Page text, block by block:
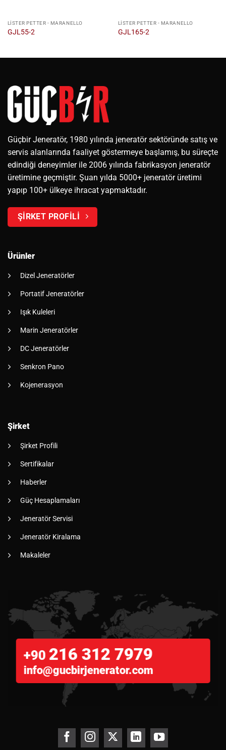
LISTER PETTER - MARANELLO
GJL55-2
LISTER PETTER - MARANELLO
GJL165-2
Güçbir Jeneratör, 1980 yılında jeneratör sektöründe satış ve
servis alanlarında faaliyet göstermeye başlamış, bu süreçte
edindiği deneyimler ile 2006 yılında fabrikasyon jeneratör
üretimine geçmiştir. Şuan yılda 5000+ jeneratör üretimi
yapıp 100+ ülkeye ihracat yapmaktadır.
ŞİRKET PROFİLİ
Ürünler
Dizel Jeneratörler
Portatif Jeneratörler
Işık Kuleleri
Marin Jeneratörler
DC Jeneratörler
Senkron Pano
Kojenerasyon
Şirket
Şirket Profili
Sertifikalar
Haberler
Güç Hesaplamaları
Jeneratör Servisi
Jeneratör Kiralama
Makaleler
+90 216 312 7979
info@gucbirjenerator.com